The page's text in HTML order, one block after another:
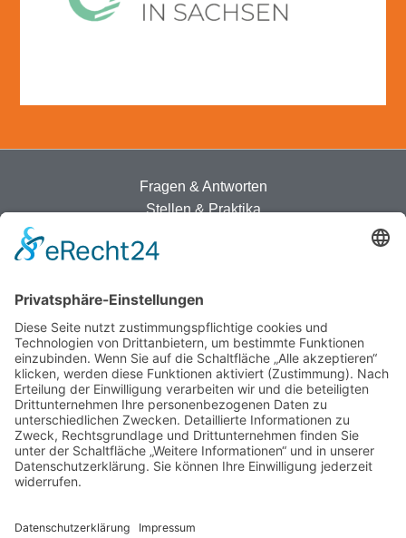
Fragen & Antworten
Stellen & Praktika
Evangelische Tagungs- und
Freizeitstätte Dresden
Heideflügel 2, 01324 Dresden
0351 267681
tagungsstaette.dresden@evlks.de